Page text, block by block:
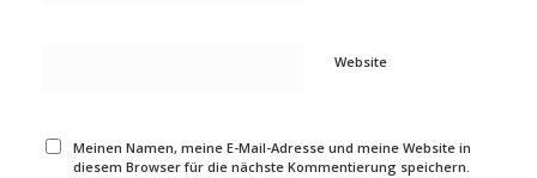
Website
Meinen Namen, meine E-Mail-Adresse und meine Website in
diesem Browser für die nächste Kommentierung speichern.